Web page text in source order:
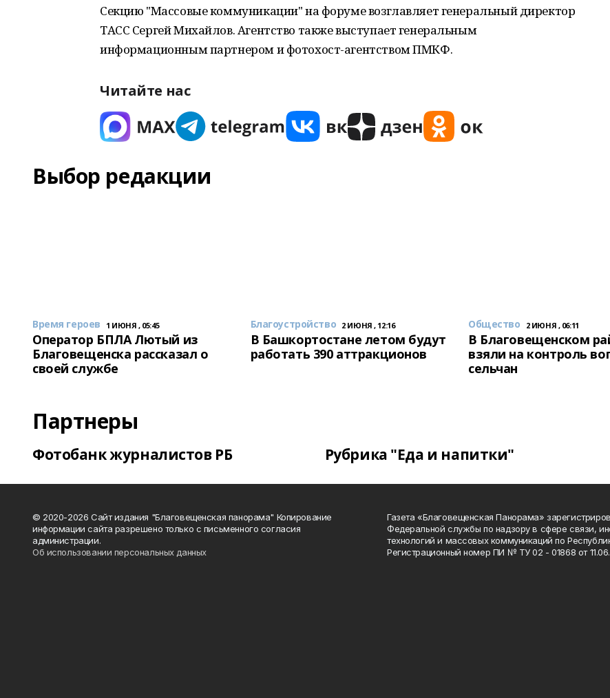
Секцию "Массовые коммуникации" на форуме возглавляет генеральный директор
ТАСС Сергей Михайлов. Агентство также выступает генеральным
информационным партнером и фотохост-агентством ПМКФ.
Читайте нас
Выбор редакции
Время героев 1 ИЮНЯ , 05:45
Оператор БПЛА Лютый из
Благовещенска рассказал о
своей службе
Благоустройство 2 ИЮНЯ , 12:16
В Башкортостане летом будут
работать 390 аттракционов
Общество 2 ИЮНЯ , 06:11
В Благовещенском
взяли на контроль
сельчан
Партнеры
Фотобанк журналистов РБ Рубрика "Еда и напитки"
© 2020-2026 Сайт издания "Благовещенская панорама" Копирование
информации сайта разрешено только с письменного согласия
администрации.
Об использовании персональных данных
Газета «Благовещенская Панорама»
Федеральной службы по надзору в сфере связи,
технологий и массовых коммуникаций по
Регистрационный номер ПИ № ТУ 02 - 01868 от